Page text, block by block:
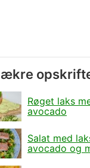
Røget laks
avocado
Salat med
avocado og